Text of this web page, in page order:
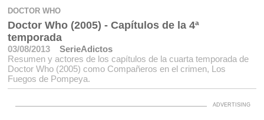
DOCTOR WHO
Doctor Who (2005) - Capítulos de la 4ª
temporada
03/08/2013
SerieAdictos
Resumen y actores de los capítulos de la cuarta temporada de
Doctor Who (2005) como Compañeros en el crimen, Los
Fuegos de Pompeya.